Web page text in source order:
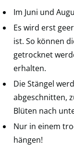
Im Juni und
Es wird erst
ist. So können
getrocknet
erhalten.
Die Stängel
abgeschnitten,
Blüten nach
Nur in einem
hängen!